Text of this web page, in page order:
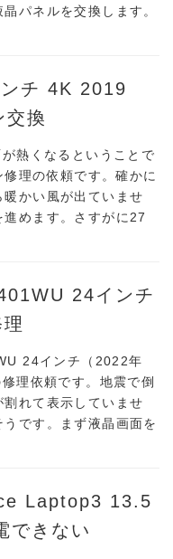
パネルを交換します。
チ 4K 2019
交換
熱くなるということで
理の依頼です。確かに
かい風が出ていませ
めます。さすがに27
24インチ
24インチ（2022年
理依頼です。地震で倒
れて表示していませ
です。まず液晶画面を
Laptop3 13.5
できない